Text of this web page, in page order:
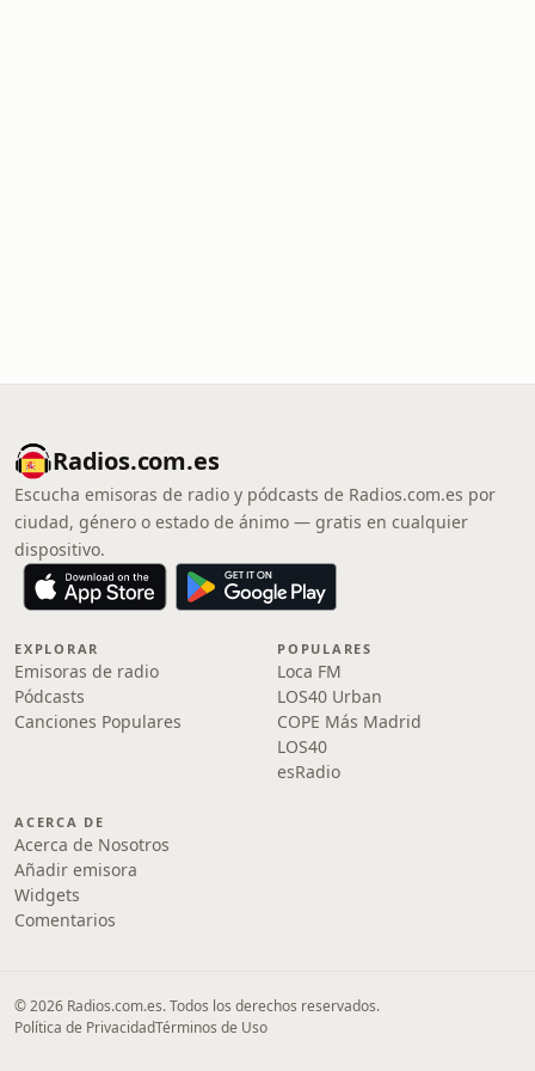
Radios.com.es
Escucha emisoras de radio y pódcasts de Radios.com.es por
ciudad, género o estado de ánimo — gratis en cualquier
dispositivo.
EXPLORAR
Emisoras de radio
Pódcasts
Canciones Populares
POPULARES
Loca FM
LOS40 Urban
COPE Más Madrid
LOS40
esRadio
ACERCA DE
Acerca de Nosotros
Añadir emisora
Widgets
Comentarios
© 2026 Radios.com.es. Todos los derechos reservados.
Política de PrivacidadTérminos de Uso